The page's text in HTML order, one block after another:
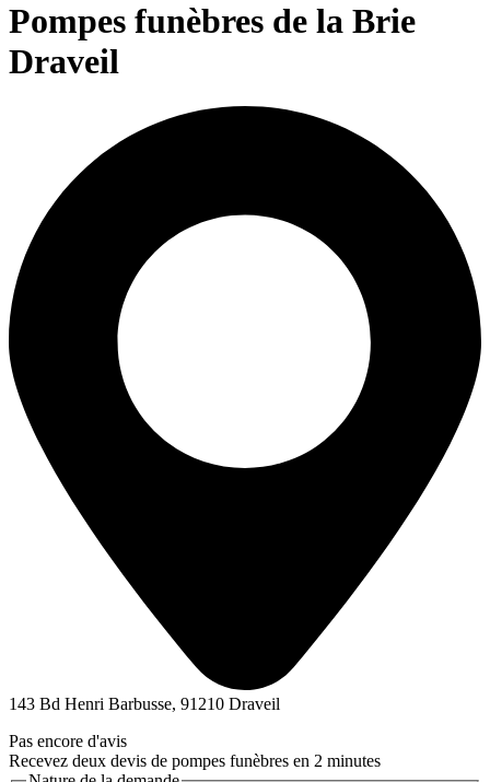
Pompes funèbres de la Brie
Draveil
143 Bd Henri Barbusse, 91210 Draveil
Pas encore d'avis
Recevez deux devis de pompes funèbres en 2 minutes